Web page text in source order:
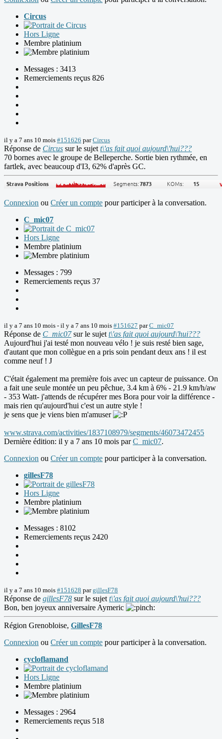
Circus
Hors Ligne
Membre platinium
Messages : 3413
Remerciements reçus 826
il y a 7 ans 10 mois #151626 parCircus
Réponse de Circus sur le sujet t\'as fait quoi aujourd\'hui???
70 bornes avec le groupe de Belleperche. Sortie bien rythmée, en
fartlek, avec beaucoup d'I3, 62% d'après GC.
Connexion ou Créer un compte pour participer à la conversation.
C_mic07
Hors Ligne
Membre platinium
Messages : 799
Remerciements reçus 37
il y a 7 ans 10 mois - il y a 7 ans 10 mois #151627 parC_mic07
Réponse de C_mic07sur le sujet t\'as fait quoi aujourd\'hui???
Aujourd'hui j'ai testé mon nouveau vélo ! je suis resté bien sage,
d'autant que mon collègue en a pris soin pendant deux ans ! il est
comme neuf ! J
C'était également ma première fois avec un capteur de puissance. On
a fait une seule montée un peu pêchue, 3.4 km à 6% - 21.9 km/h/aw
- 353 Watt- j'attends de récupérer mes Bora pour voir la différence -
mais rien qu'aujourd'hui c'est un autre style !
je sens que je viens bien m'amuser
www.strava.com/activities/1837108979/segments/46073472455
Dernière édition: il y a 7 ans 10 mois parC_mic07.
Connexion ou Créer un compte pour participer à la conversation.
gillesF78
Hors Ligne
Membre platinium
Messages : 8102
Remerciements reçus 2420
il y a 7 ans 10 mois #151628 pargillesF78
Réponse de gillesF78 sur le sujet t\'as fait quoi aujourd\'hui???
Bon, ben joyeux anniversaire Aymeric
Région Grenobloise, GillesF78
Connexion ou Créer un compte pour participer à la conversation.
cycloflamand
Hors Ligne
Membre platinium
Messages : 2964
Remerciements reçus 518